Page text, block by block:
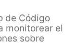
de Código
monitorear el
sobre